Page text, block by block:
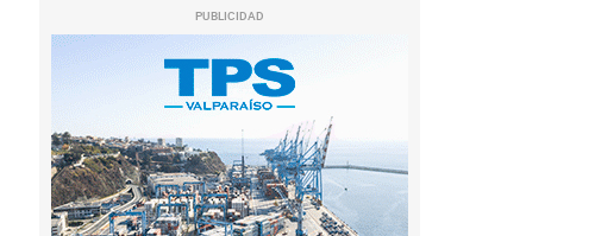
PUBLICIDAD